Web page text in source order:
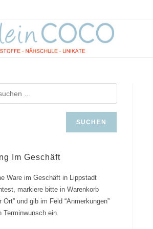
SUCHEN
Im Geschäft
Ware im Geschäft in Lippstadt
markiere bitte in Warenkorb
Ort” und gib im Feld “Anmerkungen”
Terminwunsch ein.